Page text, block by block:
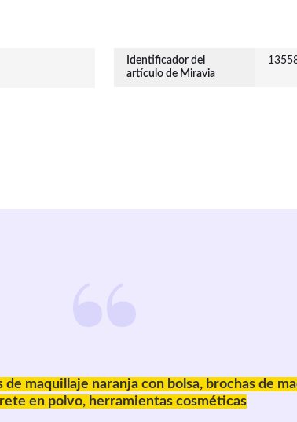
Identificador del
artículo de Miravia
de maquillaje naranja con bolsa, brochas de
en polvo, herramientas cosméticas